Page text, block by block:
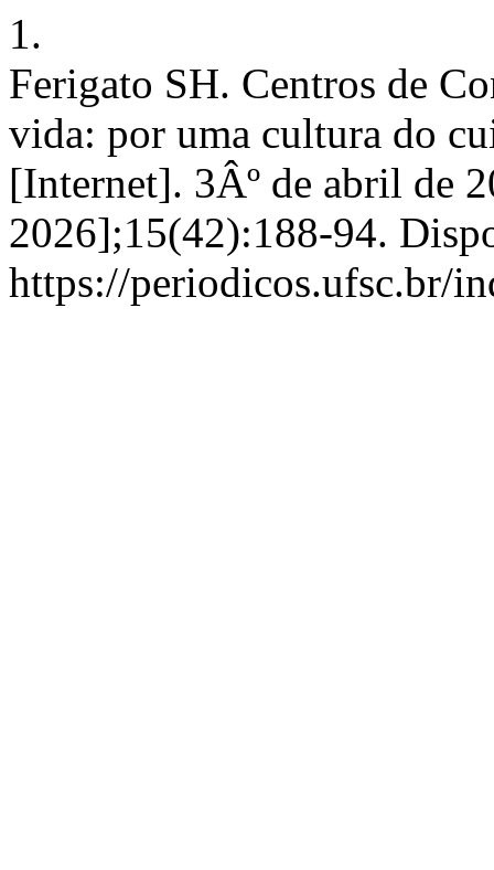
1.
Ferigato SH. Centros de
vida: por uma cultura do
[Internet]. 3Âº de abril de
2026];15(42):188-94.
https://periodicos.ufsc.br/